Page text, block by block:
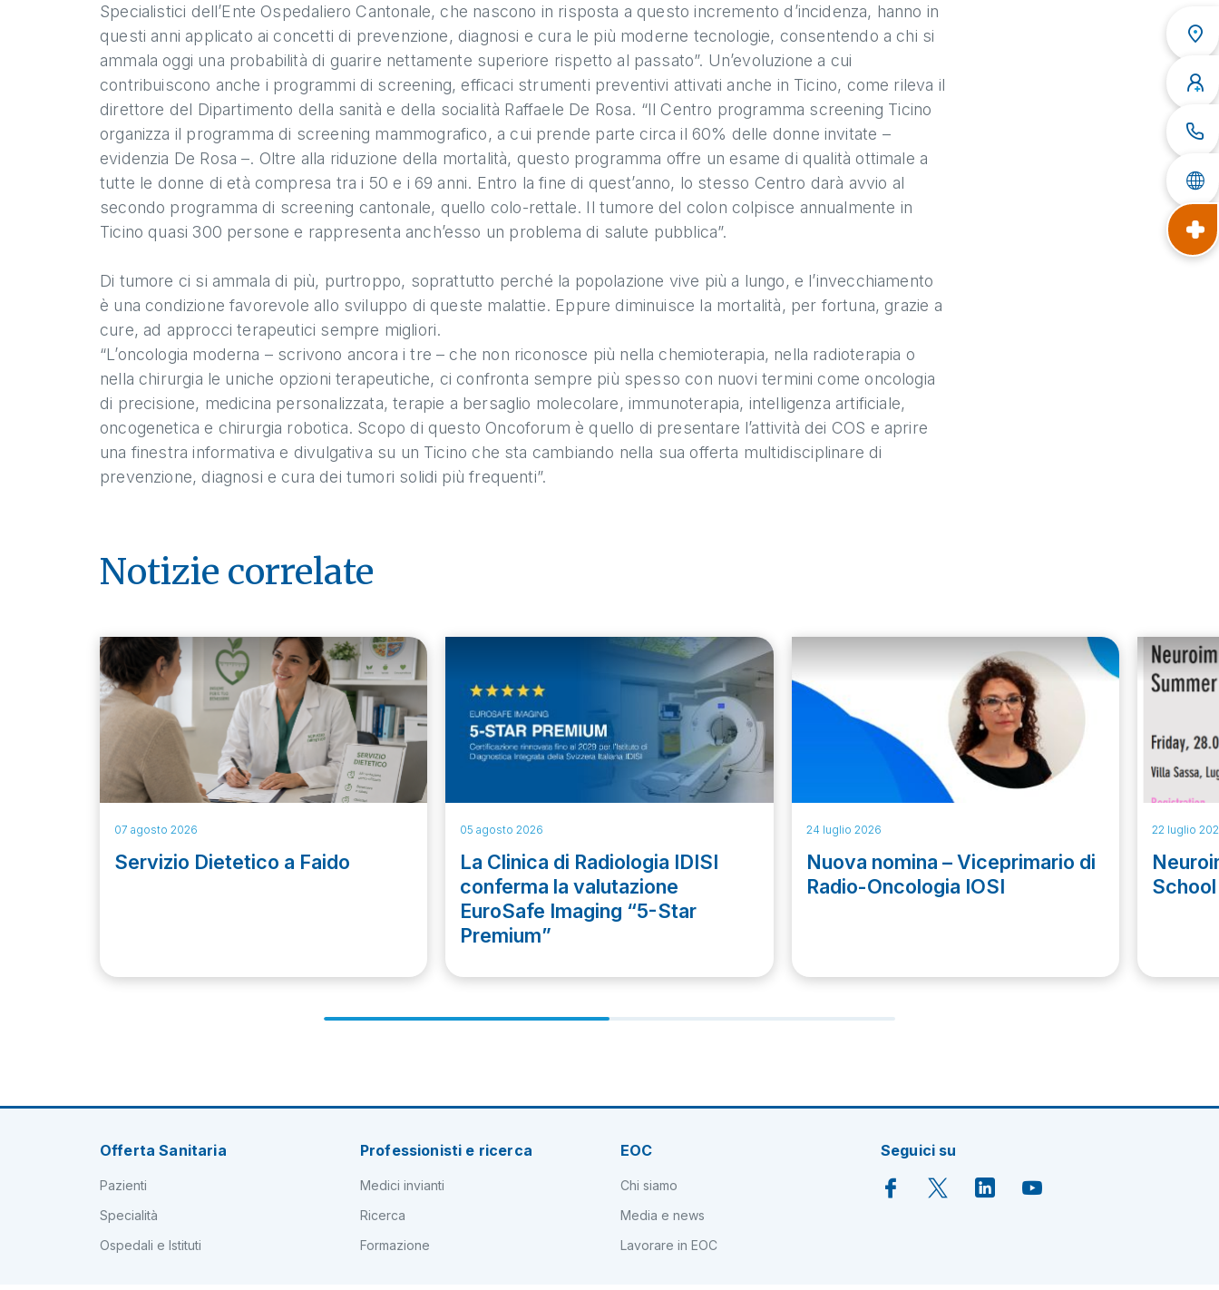
Specialistici dell’Ente Ospedaliero Cantonale, che nascono in risposta a questo incremento d’incidenza, hanno in
questi anni applicato ai concetti di prevenzione, diagnosi e cura le più moderne tecnologie, consentendo a chi si
ammala oggi una probabilità di guarire nettamente superiore rispetto al passato”. Un’evoluzione a cui
contribuiscono anche i programmi di screening, efficaci strumenti preventivi attivati anche in Ticino, come rileva il
direttore del Dipartimento della sanità e della socialità Raffaele De Rosa. “Il Centro programma screening Ticino
organizza il programma di screening mammografico, a cui prende parte circa il 60% delle donne invitate –
evidenzia De Rosa –. Oltre alla riduzione della mortalità, questo programma offre un esame di qualità ottimale a
tutte le donne di età compresa tra i 50 e i 69 anni. Entro la fine di quest’anno, lo stesso Centro darà avvio al
secondo programma di screening cantonale, quello colo-rettale. Il tumore del colon colpisce annualmente in
Ticino quasi 300 persone e rappresenta anch’esso un problema di salute pubblica”.
Di tumore ci si ammala di più, purtroppo, soprattutto perché la popolazione vive più a lungo, e l’invecchiamento
è una condizione favorevole allo sviluppo di queste malattie. Eppure diminuisce la mortalità, per fortuna, grazie a
cure, ad approcci terapeutici sempre migliori.
“L’oncologia moderna – scrivono ancora i tre – che non riconosce più nella chemioterapia, nella radioterapia o
nella chirurgia le uniche opzioni terapeutiche, ci confronta sempre più spesso con nuovi termini come oncologia
di precisione, medicina personalizzata, terapie a bersaglio molecolare, immunoterapia, intelligenza artificiale,
oncogenetica e chirurgia robotica. Scopo di questo Oncoforum è quello di presentare l’attività dei COS e aprire
una finestra informativa e divulgativa su un Ticino che sta cambiando nella sua offerta multidisciplinare di
prevenzione, diagnosi e cura dei tumori solidi più frequenti”.
Notizie correlate
07 agosto 2026
Servizio Dietetico a Faido
05 agosto 2026
La Clinica di Radiologia IDISI
conferma la valutazione
EuroSafe Imaging “5-Star
Premium”
24 luglio 2026
Nuova nomina – Viceprimario di
Radio-Oncologia IOSI
22 luglio
Offerta Sanitaria
Pazienti
Specialità
Ospedali e Istituti
Professionisti e ricerca
Medici invianti
Ricerca
Formazione
EOC
Chi siamo
Media e news
Lavorare in EOC
Seguici su